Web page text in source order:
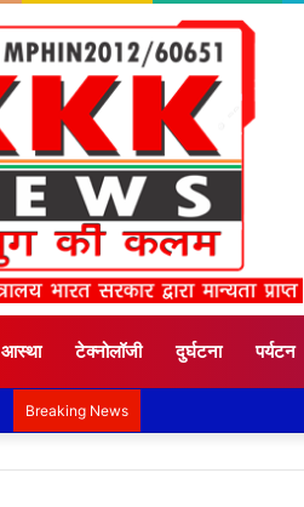
आस्था टेक्नोलॉजी दुर्घटना पर्यटन
Breaking News